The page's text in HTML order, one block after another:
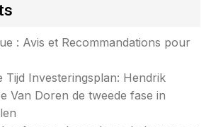
: Avis et Recommandations pour
Tijd Investeringsplan: Hendrik
Van Doren de tweede fase in